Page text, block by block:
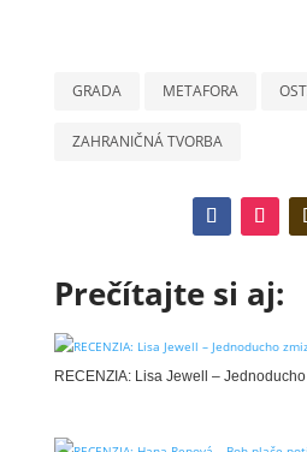
GRADA METAFORA
ZAHRANIČNÁ TVORBA
Prečítajte si aj:
RECENZIA: Lisa Jewell –